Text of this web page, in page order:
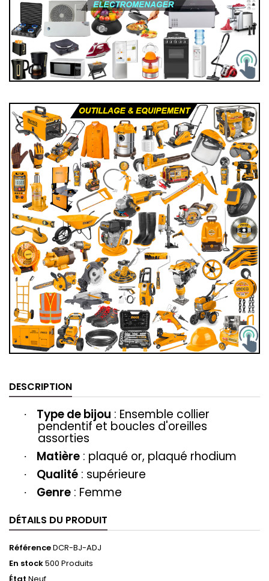
DESCRIPTION
· Type de bijou : Ensemble collier
pendentif et boucles d'oreilles
assorties
· Matière : plaqué or, plaqué rhodium
· Qualité : supérieure
· Genre : Femme
DÉTAILS DU PRODUIT
RéférenceDCR-BJ-ADJ
En stock500 Produits